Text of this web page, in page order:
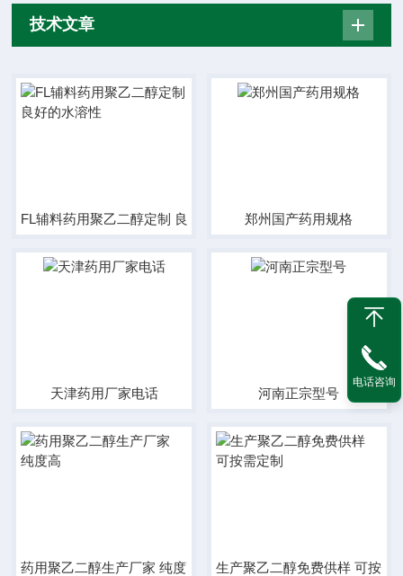
技术文章
FL辅料药用聚乙二醇定制 良好的水溶性郑州国产药用规格
天津药用厂家电话 河南正宗型号
药用聚乙二醇生产厂家 纯度高 生产聚乙二醇免费供样 可按需
电话咨询